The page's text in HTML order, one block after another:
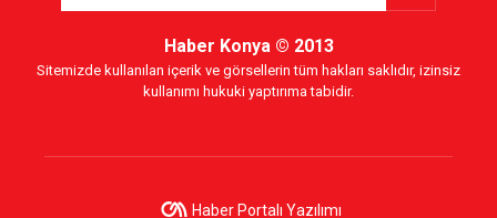
Haber Konya© 2013
Sitemizde kullanılan içerik ve görsellerin tüm hakları saklıdır, izinsiz
kullanımı hukuki yaptırıma tabidir.
Haber Portalı Yazılımı